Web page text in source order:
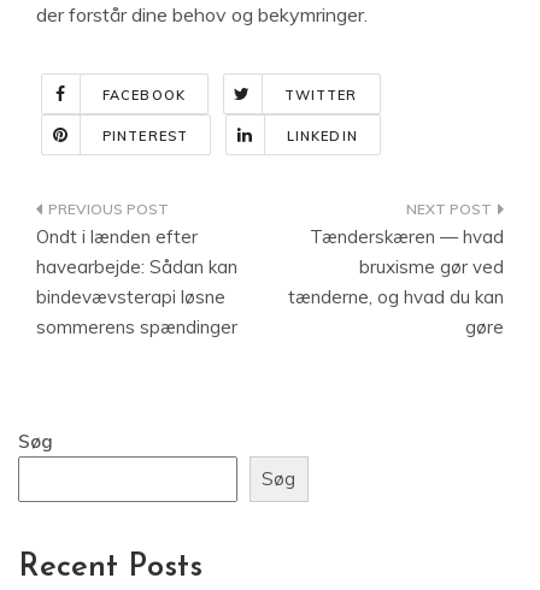
der forstår dine behov og bekymringer.
FACEBOOK TWITTER
PINTEREST LINKEDIN
Indlægsnavigation
Ondt i lænden efter
havearbejde: Sådan kan
bindevævsterapi løsne
sommerens spændinger
Tænderskæren — hvad
bruxisme gør ved
tænderne, og hvad du kan
gøre
Søg
Søg
Recent Posts